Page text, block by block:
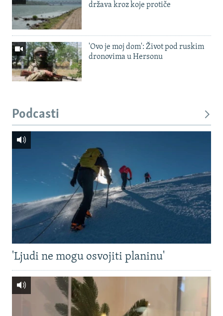
država kroz koje protiče
'Ovo je moj dom': Život pod ruskim
dronovima u Hersonu
Podcasti
'Ljudi ne mogu osvojiti planinu'